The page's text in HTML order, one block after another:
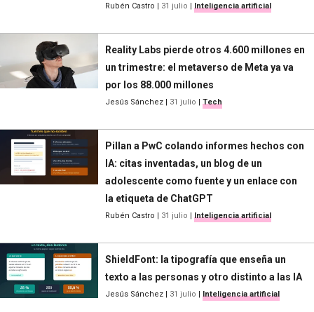
Rubén Castro | 31 julio | Inteligencia artificial
Reality Labs pierde otros 4.600 millones en
un trimestre: el metaverso de Meta ya va
por los 88.000 millones
Jesús Sánchez | 31 julio | Tech
Pillan a PwC colando informes hechos con
IA: citas inventadas, un blog de un
adolescente como fuente y un enlace con
la etiqueta de ChatGPT
Rubén Castro | 31 julio | Inteligencia artificial
ShieldFont: la tipografía que enseña un
texto a las personas y otro distinto a las IA
Jesús Sánchez | 31 julio | Inteligencia artificial